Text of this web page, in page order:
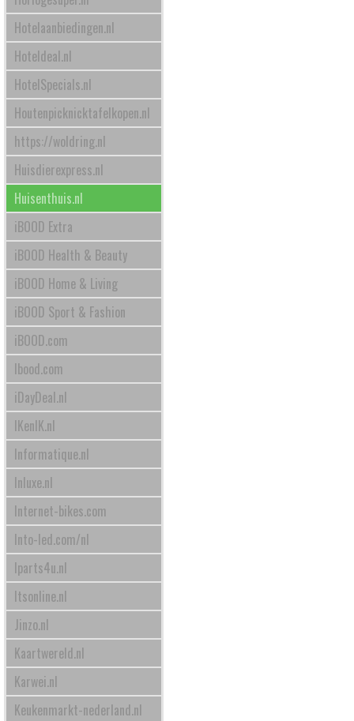
Hotelaanbiedingen.nl
Hoteldeal.nl
HotelSpecials.nl
Houtenpicknicktafelkopen.nl
https://woldring.nl
Huisdierexpress.nl
Huisenthuis.nl
iBOOD Extra
iBOOD Health & Beauty
iBOOD Home & Living
iBOOD Sport & Fashion
iBOOD.com
Ibood.com
iDayDeal.nl
IKenIK.nl
Informatique.nl
Inluxe.nl
Internet-bikes.com
Into-led.com/nl
Iparts4u.nl
Itsonline.nl
Jinzo.nl
Kaartwereld.nl
Karwei.nl
Keukenmarkt-nederland.nl